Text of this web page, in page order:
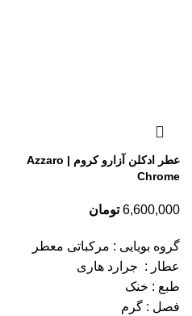
عطر ادکلن آزارو کروم | Azzaro
Chrome
6,600,000 تومان
گروه بویایی : مرکباتی معطر
عطار : جرارد هاری
طبع : خنک
فصل : گرم